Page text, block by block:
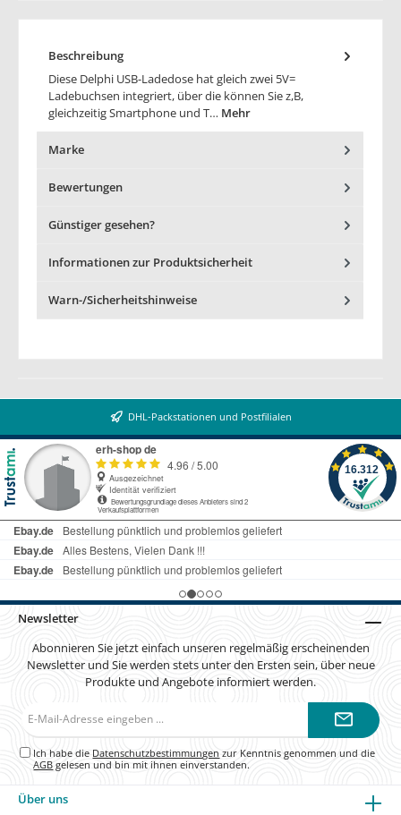
Beschreibung
Diese Delphi USB-Ladedose hat gleich zwei 5V=
Ladebuchsen integriert, über die können Sie z,B,
gleichzeitig Smartphone und T… Mehr
Marke
Bewertungen
Günstiger gesehen?
Informationen zur Produktsicherheit
Warn-/Sicherheitshinweise
DHL-Packstationen und Postfilialen
Newsletter
Abonnieren Sie jetzt einfach unseren regelmäßig erscheinenden
Newsletter und Sie werden stets unter den Ersten sein, über neue
Produkte und Angebote informiert werden.
Ich habe die Datenschutzbestimmungen zur Kenntnis genommen und die
AGB gelesen und bin mit ihnen einverstanden.
Über uns